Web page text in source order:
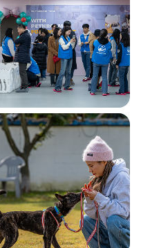
입양 연결 성과
30마리+